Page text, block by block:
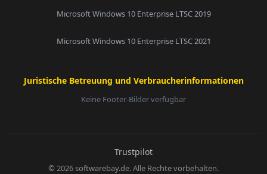
Microsoft Windows 10 Enterprise LTSC 2019
Microsoft Windows 10 Enterprise LTSC 2021
Juristische Betreuung und Verbraucherinformationen
Keine Footer-Bilder verfügbar
Trustpilot
© 2026 softwarebay.de. Alle Rechte vorbehalten.